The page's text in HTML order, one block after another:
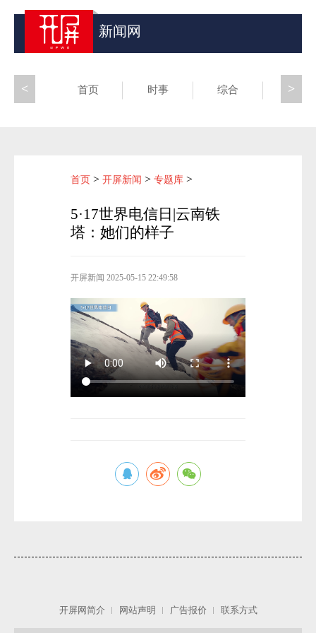
新闻网
首页 时事 综合 昆滇
>
<
首页 > 开屏新闻 > 专题库 >
5·17世界电信日|云南铁
塔：她们的样子
开屏新闻 2025-05-15 22:49:58
开屏网简介 网站声明 广告报价 联系方式